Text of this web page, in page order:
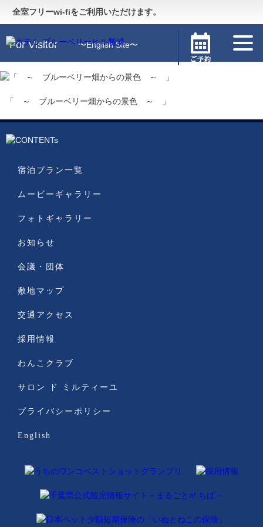
全室フリーwi-fiをご利用いただけます。
Guide 〜施設のご案内〜
For Visitor 〜English Site〜
「 ～ ブルーベリー畑からの景色 ～ 」
宿泊プラン一覧
ムービーギャラリー
フォトギャラリー
お知らせ
会議・団体
敷地マップ
交通アクセス
採用情報
わんこクラブ
サロン ド ミルティーユ
プライバシーポリシー
English